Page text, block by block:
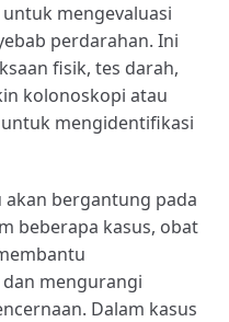
mengevaluasi
perdarahan. Ini
fisik, tes darah,
kolonoskopi atau
mengidentifikasi
bergantung pada
beberapa kasus, obat
mengurangi
Dalam kasus